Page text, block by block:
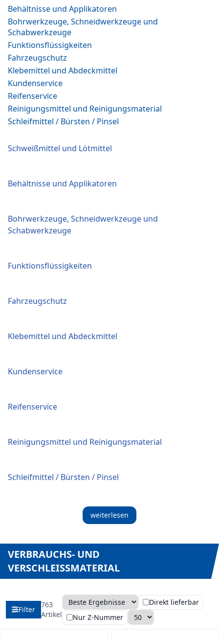
Behältnisse und Applikatoren
Bohrwerkzeuge, Schneidwerkzeuge und
Schabwerkzeuge
Funktionsflüssigkeiten
Fahrzeugschutz
Klebemittel und Abdeckmittel
Kundenservice
Reifenservice
Reinigungsmittel und Reinigungsmaterial
Schleifmittel / Bürsten / Pinsel
Schweißmittel und Lötmittel
Behältnisse und Applikatoren
Bohrwerkzeuge, Schneidwerkzeuge und
Schabwerkzeuge
Funktionsflüssigkeiten
Fahrzeugschutz
Klebemittel und Abdeckmittel
Kundenservice
Reifenservice
Reinigungsmittel und Reinigungsmaterial
Schleifmittel / Bürsten / Pinsel
weiterlesen
VERBRAUCHS- UND
VERSCHLEISSMATERIAL
Filter
763
ArtikelSortierung
Direkt lieferbar
Nur Z-Nummer
Anzahl pro Seite